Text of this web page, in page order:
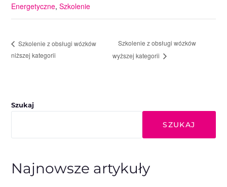
Energetyczne,Szkolenie
Szkolenie z obsługi wózków
niższej kategorii
Szkolenie z obsługi wózków
wyższej kategorii
Szukaj
SZUKAJ
Najnowsze artykuły